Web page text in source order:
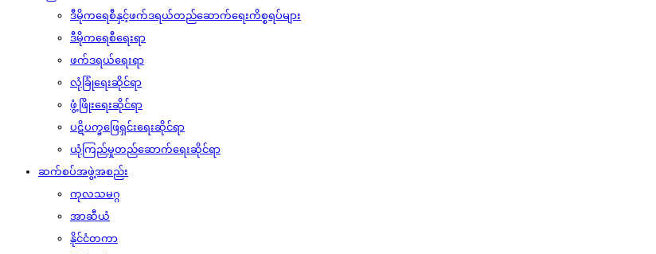
ဒီမိုကရေစီနှင့်ဖက်ဒရယ်တည်ဆောက်‌ရေးကိစ္စရပ်များ
ဒီမိုကရေစီရေးရာ
ဖက်ဒရယ်ရေးရာ
လုံခြုံရေးဆိုင်ရာ
ဖွံ့ဖြိုးရေးဆိုင်ရာ
ပဋိပက္ခဖြေရှင်းရေးဆိုင်ရာ
ယုံကြည်မှုတည်ဆောက်ရေးဆိုင်ရာ
ဆက်စပ်အဖွဲ့အစည်း
ကုလသမဂ္ဂ
အာဆီယံ
နိုင်ငံတကာ